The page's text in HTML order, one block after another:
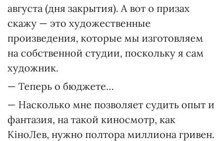
августа (дня закрытия). А вот о призах
скажу — это художественные
произведения, которые мы изготовляем
на собственной студии, поскольку я сам
художник.
— Теперь о бюджете…
— Насколько мне позволяет судить опыт и
фантазия, на такой киносмотр, как
КіноЛев, нужно полтора миллиона гривен.